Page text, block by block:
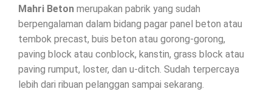
Mahri Beton merupakan pabrik yang sudah
berpengalaman dalam bidang pagar panel beton atau
tembok precast, buis beton atau gorong-gorong,
paving block atau conblock, kanstin, grass block atau
paving rumput, loster, dan u-ditch. Sudah terpercaya
lebih dari ribuan pelanggan sampai sekarang.